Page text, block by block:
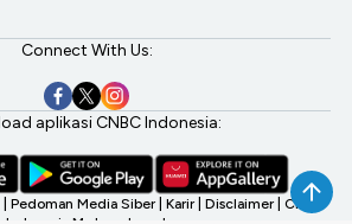
Connect With Us:
aplikasi CNBC Indonesia:
Pedoman Media Siber Karir Disclaimer CNBC